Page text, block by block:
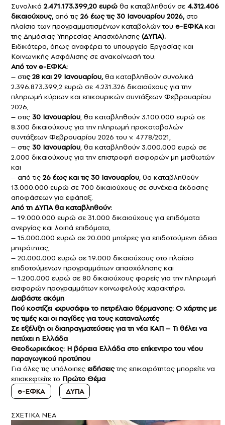
Συνολικά 2.471.173.399,20 ευρώ θα καταβληθούν σε 4.312.406
δικαιούχους,από τις 26 έως τις 30 Ιανουαρίου 2026,στο
πλαίσιο των προγραμματισμένων καταβολών του e-ΕΦΚΑκαι
της Δημόσιας Υπηρεσίας Απασχόλησης (ΔΥΠΑ).
Ειδικότερα, όπως αναφέρει το υπουργείο Εργασίας και
Κοινωνικής Ασφάλισης σε ανακοίνωσή του:
Από τον e-ΕΦΚΑ:
– στις 28 και 29 Ιανουαρίου,θα καταβληθούν συνολικά
2.396.873.399,2 ευρώ σε 4.231.326 δικαιούχους για την
πληρωμή κύριων και επικουρικών συντάξεων Φεβρουαρίου
2026,
– στις 30 Ιανουαρίου, θα καταβληθούν 3.100.000 ευρώ σε
8.300 δικαιούχους για την πληρωμή προκαταβολών
συντάξεων Φεβρουαρίου 2026 του ν. 4778/2021,
– στις 30 Ιανουαρίου, θα καταβληθούν 3.000.000 ευρώ σε
2.000 δικαιούχους για την επιστροφή εισφορών μη μισθωτών
και
– από τις 26 έως και τις 30 Ιανουαρίου, θα καταβληθούν
13.000.000 ευρώ σε 700 δικαιούχους σε συνέχεια έκδοσης
αποφάσεων για εφάπαξ.
Από τη ΔΥΠΑ θα καταβληθούν:
– 19.000.000 ευρώ σε 31.000 δικαιούχους για επιδόματα
ανεργίας και λοιπά επιδόματα,
– 15.000.000 ευρώ σε 20.000 μητέρες για επιδοτούμενη άδεια
μητρότητας,
– 20.000.000 ευρώ σε 19.000 δικαιούχους στο πλαίσιο
επιδοτούμενων προγραμμάτων απασχόλησης και
– 1.200.000 ευρώ σε 80 δικαιούχους φορείς για την πληρωμή
εισφορών προγραμμάτων κοινωφελούς χαρακτήρα.
Διαβάστε ακόμη
Πού κοστίζει «χρυσάφι» το πετρέλαιο θέρμανσης: Ο χάρτης με
τις τιμές και οι παγίδες για τους καταναλωτές
Σε εξέλιξη οι διαπραγματεύσεις για τη νέα ΚΑΠ – Τι θέλει να
πετύχει η Ελλάδα
Θεοδωρικάκος: Η βόρεια Ελλάδα στο επίκεντρο του νέου
παραγωγικού προτύπου
Για όλες τις υπόλοιπες ειδήσειςτης επικαιρότητας μπορείτε να
επισκεφτείτε το Πρώτο Θέμα
e-ΕΦΚΑ
ΔΥΠΑ
ΣXETIKA NEA